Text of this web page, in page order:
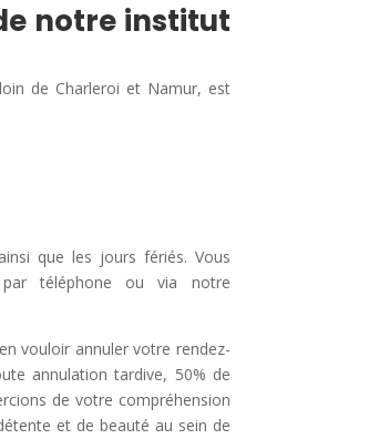
notre institut
de Charleroi et Namur, est
que les jours fériés. Vous
par téléphone ou via notre
vouloir annuler votre rendez-
annulation tardive, 50% de
de votre compréhension
et de beauté au sein de